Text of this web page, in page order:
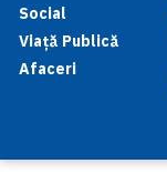
Social
Viață Publică
Afaceri